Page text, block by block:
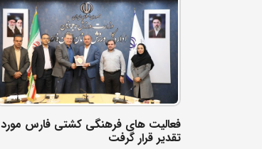
فعالیت های فرهنگی کشتی فارس مورد
تقدیر قرار گرفت